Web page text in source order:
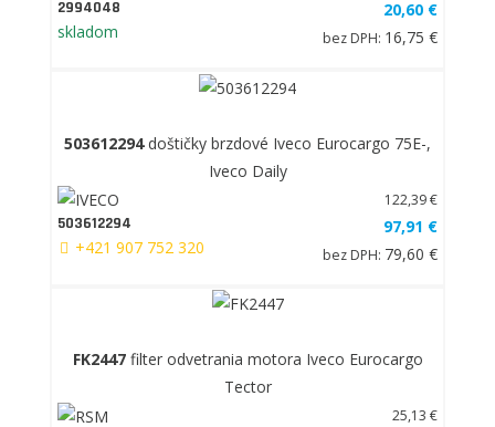
2994048
skladom
20,60 €
bez DPH: 16,75 €
503612294doštičky brzdové Iveco Eurocargo 75E-,
Iveco Daily
503612294
+421 907 752 320
122,39 €
97,91 €
bez DPH: 79,60 €
FK2447filter odvetrania motora Iveco Eurocargo
Tector
25,13 €